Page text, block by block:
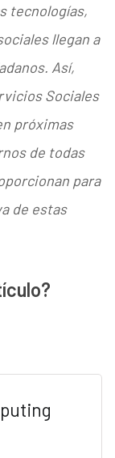
tecnologías,
llegan a
Así,
Sociales
próximas
de todas
para
de estas